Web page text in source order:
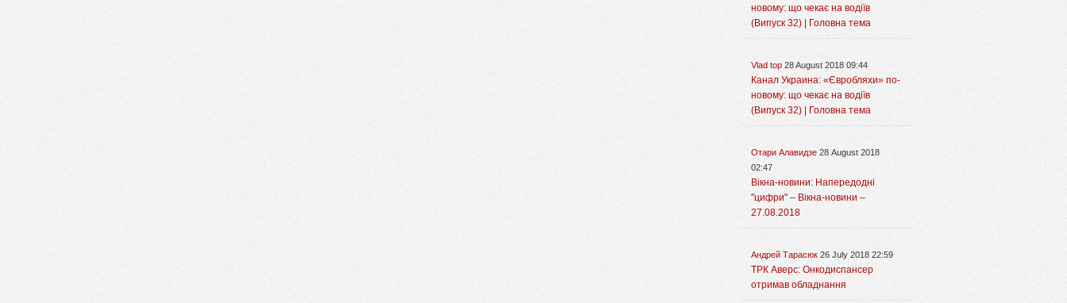
новому: що чекає на водіїв
(Випуск 32) | Головна тема
Vlad top 28 August 2018 09:44
Канал Украина: «Євробляхи» по-
новому: що чекає на водіїв
(Випуск 32) | Головна тема
Отари Алавидзе 28 August 2018
02:47
Вікна-новини: Напередодні
"цифри" – Вікна-новини –
27.08.2018
Андрей Тарасюк 26 July 2018 22:59
ТРК Аверс: Онкодиспансер
отримав обладнання